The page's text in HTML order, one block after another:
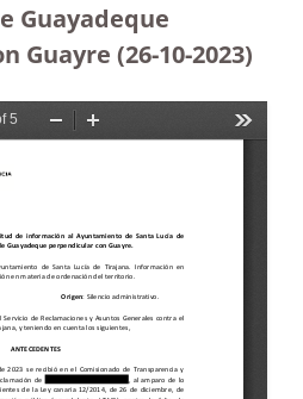
Guayadeque
Guayre (26-10-2023)